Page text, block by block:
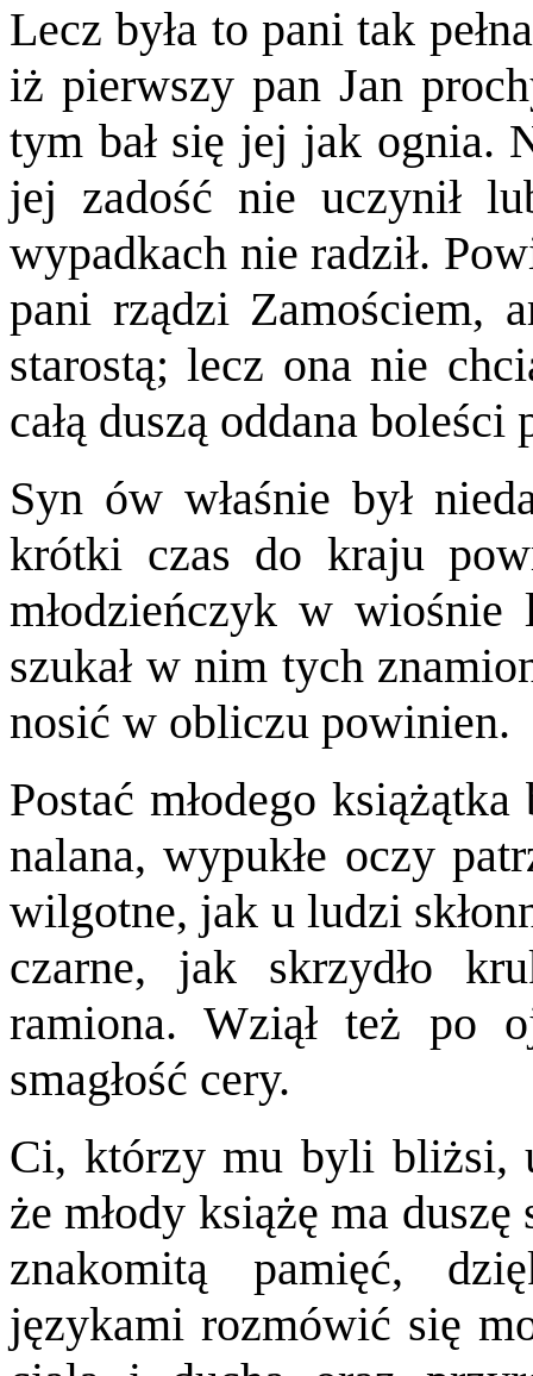
Lecz była to pani tak
iż pierwszy pan Jan
tym bał się jej jak ognia.
jej zadość nie uczynił
wypadkach nie radził.
pani rządzi Zamościem,
starostą; lecz ona nie
całą duszą oddana
Syn ów właśnie był
krótki czas do kraju
młodzieńczyk w
szukał w nim tych
nosić w obliczu powinien.
Postać młodego
nalana, wypukłe oczy
wilgotne, jak u ludzi
czarne, jak skrzydło
ramiona. Wziął też po
smagłość cery.
Ci, którzy mu byli bliżsi,
że młody książę ma
znakomitą pamięć,
językami rozmówić się